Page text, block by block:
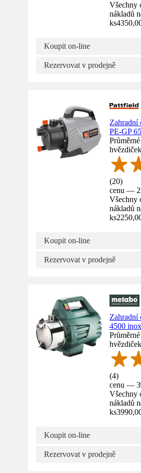
Všechny
nákladů
ks
Koupit on-line
Rezervovat v prodejně
Zahradní
PE-GP
(20)
cenu —
Všechny
nákladů
ks
Koupit on-line
Rezervovat v prodejně
Zahradní
4500 inox
(4)
cenu —
Všechny
nákladů
ks
Koupit on-line
Rezervovat v prodejně